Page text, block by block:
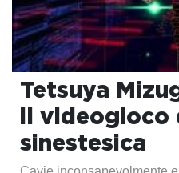
Tetsuya
il videogioco
sinestesica